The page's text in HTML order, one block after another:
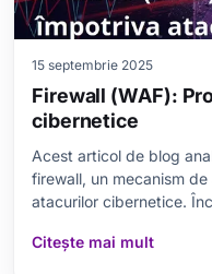
15 septembrie 2025
Firewall (WAF):
cibernetice
Acest articol de blog
firewall, un mecanism
atacurilor cibernetice.
atacuri cibernetice.
Citește mai mult